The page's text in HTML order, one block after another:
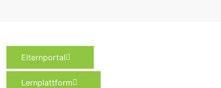
Elternportal
Lernplattform